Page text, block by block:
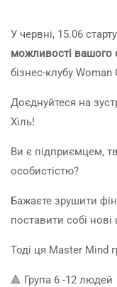
У червні, 15.06
можливості вашого
бізнес-клубу Woman
Доєднуйтеся на
Хіль!
Ви є підприємцем,
особистістю?
Бажаєте зрушити
поставити собі нові
Тоді ця Master Mind
🔺 Група 6 -12 людей